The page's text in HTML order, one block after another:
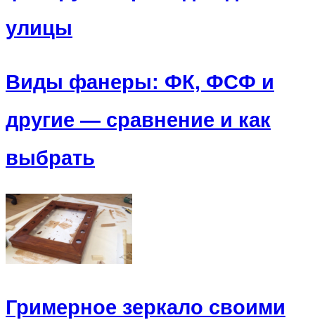
улицы
Виды фанеры: ФК, ФСФ и
другие — сравнение и как
выбрать
Гримерное зеркало своими